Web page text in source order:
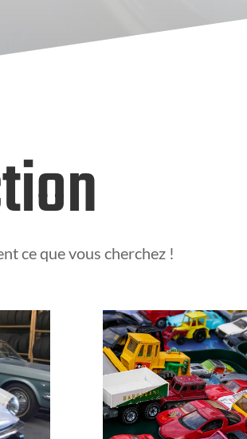
ce que vous cherchez !